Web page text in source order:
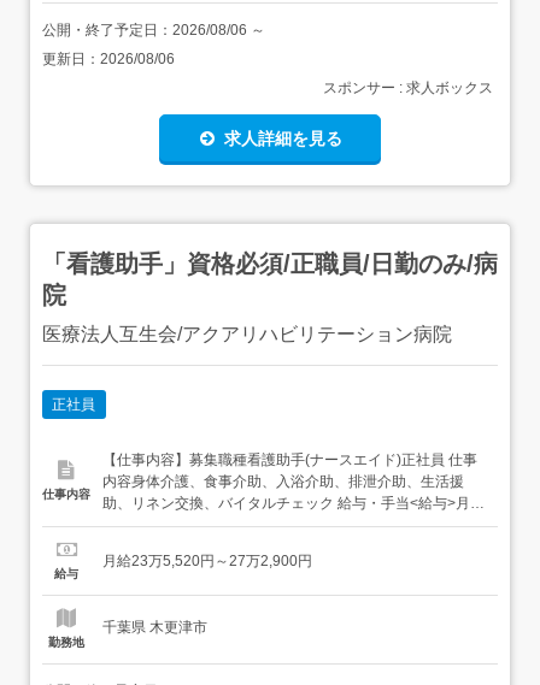
公開・終了予定日： 2026/08/06 ～
更新日： 2026/08/06
スポンサー : 求人ボックス
求人詳細を見る
「看護助手」資格必須/正職員/日勤のみ/病
院
医療法人互生会/アクアリハビリテーション病院
正社員
仕事内容
【仕事内容】募集職種看護助手(ナースエイド)正社員 仕事
内容身体介護、食事介助、入浴介助、排泄介助、生活援
助、リネン交換、バイタルチェック 給与・手当<給与>月給
235,520〜272,900円<基本給>174,200〜206,600円<手当>
当:30,000円固定残業代:時間外労働の有無にかかわら...
給与
月給23万5,520円～27万2,900円
勤務地
千葉県 木更津市